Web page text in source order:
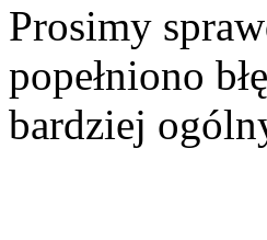
Prosimy
popełniono
bardziej